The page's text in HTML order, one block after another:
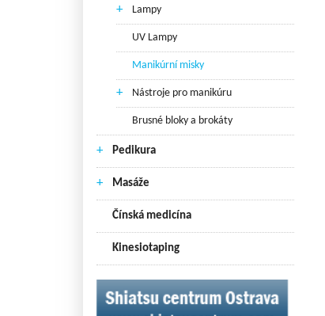
+ Lampy
UV Lampy
Manikúrní misky
+ Nástroje pro manikúru
Brusné bloky a brokáty
+ Pedikura
+ Masáže
Čínská medicína
Kinesiotaping